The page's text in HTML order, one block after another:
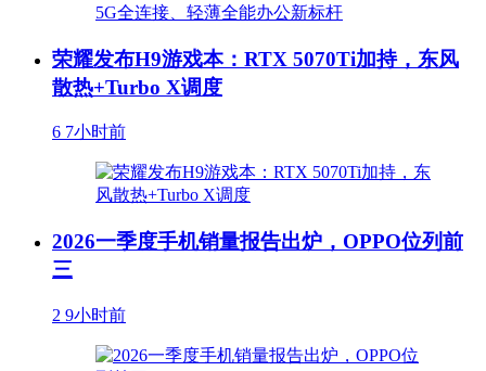
荣耀发布H9游戏本：RTX 5070Ti加持，东风
散热+Turbo X调度
6 7小时前
2026一季度手机销量报告出炉，OPPO位列前
三
2 9小时前